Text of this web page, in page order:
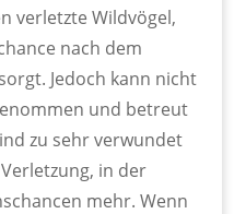
verletzte Wildvögel,
nach dem
Jedoch kann nicht
und betreut
zu sehr verwundet
in der
mehr. Wenn